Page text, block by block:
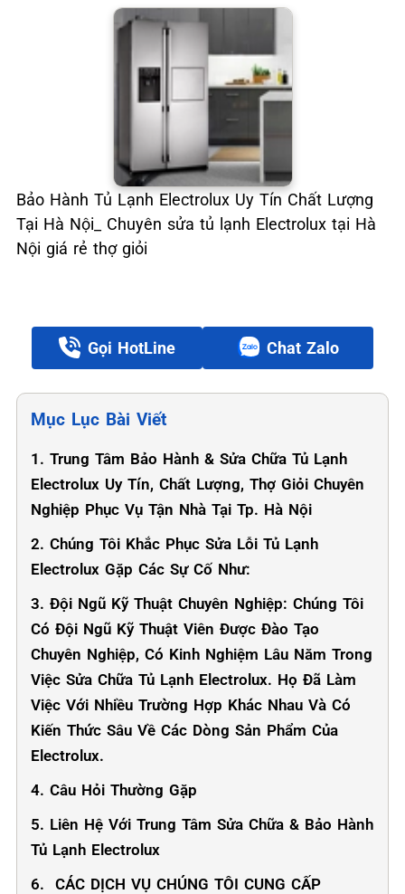
Bảo Hành Tủ Lạnh Electrolux Uy Tín Chất Lượng
Tại Hà Nội_ Chuyên sửa tủ lạnh Electrolux tại Hà
Nội giá rẻ thợ giỏi
Gọi HotLine Chat Zalo
Mục Lục Bài Viết
1. Trung Tâm Bảo Hành & Sửa Chữa Tủ Lạnh
Electrolux Uy Tín, Chất Lượng, Thợ Giỏi Chuyên
Nghiệp Phục Vụ Tận Nhà Tại Tp. Hà Nội
2. Chúng Tôi Khắc Phục Sửa Lỗi Tủ Lạnh
Electrolux Gặp Các Sự Cố Như:
3. Đội Ngũ Kỹ Thuật Chuyên Nghiệp: Chúng Tôi
Có Đội Ngũ Kỹ Thuật Viên Được Đào Tạo
Chuyên Nghiệp, Có Kinh Nghiệm Lâu Năm Trong
Việc Sửa Chữa Tủ Lạnh Electrolux. Họ Đã Làm
Việc Với Nhiều Trường Hợp Khác Nhau Và Có
Kiến Thức Sâu Về Các Dòng Sản Phẩm Của
Electrolux.
4. Câu Hỏi Thường Gặp
5. Liên Hệ Với Trung Tâm Sửa Chữa & Bảo Hành
Tủ Lạnh Electrolux
6. ️ CÁC DỊCH VỤ CHÚNG TÔI CUNG CẤP